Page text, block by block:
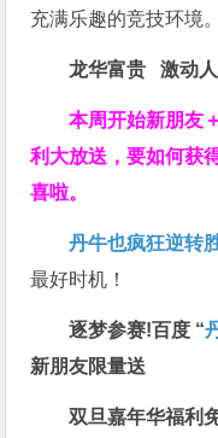
充满乐趣的竞技环境。
龙华富贵 激动人
本周开始新朋友
利大放送，要如何获
喜啦。
丹牛也疯狂逆转
最好时机！
逐梦参赛!百度 “
新朋友限量送
双旦嘉年华福利